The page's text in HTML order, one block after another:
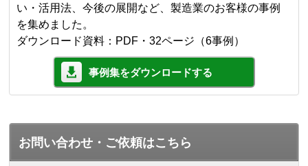
い・活用法、今後の展開など、製造業のお客様の事例
を集めました。
ダウンロード資料：PDF・32ページ（6事例）
事例集をダウンロードする
お問い合わせ・ご依頼はこちら